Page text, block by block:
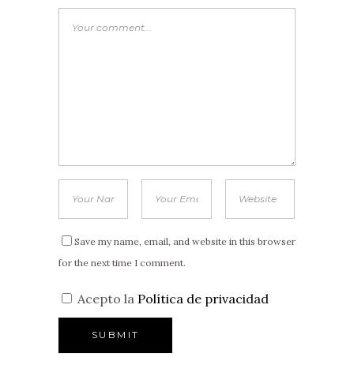
Save my name, email, and website in this browser
for the next time I comment.
Acepto la Política de privacidad